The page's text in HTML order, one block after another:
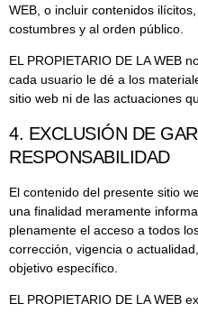
WEB, o incluir contenidos
costumbres y al orden público.
EL PROPIETARIO DE LA WEB
cada usuario le dé a los
sitio web ni de las actuaciones
4. EXCLUSIÓN DE
RESPONSABILIDAD
El contenido del presente sitio
una finalidad meramente
plenamente el acceso a todos
corrección, vigencia o
objetivo específico.
EL PROPIETARIO DE LA WEB